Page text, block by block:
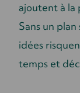
ajoutent à la
Sans un
idées
temps et